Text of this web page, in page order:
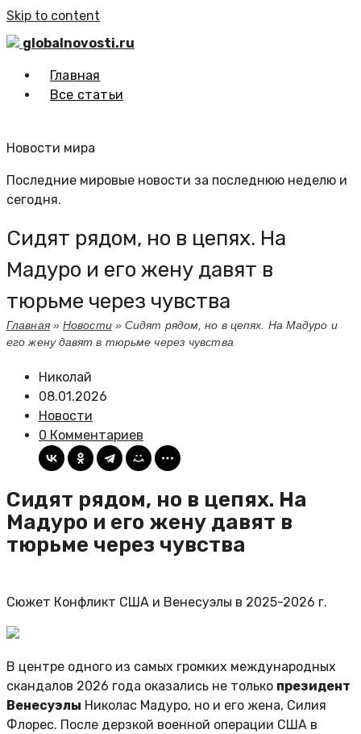
Skip to content
globalnovosti.ru
Главная
Все статьи
Новости мира
Последние мировые новости за последнюю неделю и
сегодня.
Сидят рядом, но в цепях. На
Мадуро и его жену давят в
тюрьме через чувства
Главная»Новости»Сидят рядом, но в цепях. На Мадуро и
его жену давят в тюрьме через чувства
Николай
08.01.2026
Новости
0 Комментариев
Сидят рядом, но в цепях. На
Мадуро и его жену давят в
тюрьме через чувства
Сюжет Конфликт США и Венесуэлы в 2025-2026 г.
В центре одного из самых громких международных
скандалов 2026 года оказались не только президент
Венесуэлы Николас Мадуро, но и его жена, Силия
Флорес. После дерзкой военной операции США в